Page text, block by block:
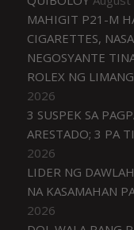
MAHIGIT P21-M
CIGARETTES,
NEGOSYANTE
ROLEX NG
2026
3 SUSPEK SA
ARESTADO; 3 PA
2026
LIDER NG
NA KASAMAHAN
2026